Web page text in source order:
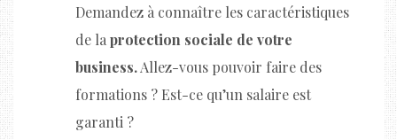
Demandez à connaître les caractéristiques
de la protection sociale de votre
business.Allez-vous pouvoir faire des
formations ? Est-ce qu’un salaire est
garanti ?